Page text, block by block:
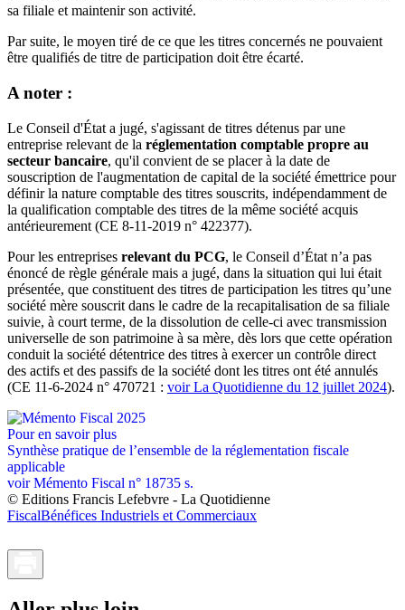
sa filiale et maintenir son activité.
Par suite, le moyen tiré de ce que les titres concernés ne pouvaient
être qualifiés de titre de participation doit être écarté.
A noter :
Le Conseil d'État a jugé, s'agissant de titres détenus par une
entreprise relevant de la réglementation comptable propre au
secteur bancaire, qu'il convient de se placer à la date de
souscription de l'augmentation de capital de la société émettrice pour
définir la nature comptable des titres souscrits, indépendamment de
la qualification comptable des titres de la même société acquis
antérieurement (CE 8-11-2019 n° 422377).
Pour les entreprises relevant du PCG, le Conseil d’État n’a pas
énoncé de règle générale mais a jugé, dans la situation qui lui était
présentée, que constituent des titres de participation les titres qu’une
société mère souscrit dans le cadre de la recapitalisation de sa filiale
suivie, à court terme, de la dissolution de celle-ci avec transmission
universelle de son patrimoine à sa mère, dès lors que cette opération
conduit la société détentrice des titres à exercer un contrôle direct
des actifs et des passifs de la société dont les titres ont été annulés
(CE 11-6-2024 n° 470721 : voir La Quotidienne du 12 juillet 2024).
Pour en savoir plus
Synthèse pratique de l’ensemble de la réglementation fiscale
applicable
voirMémento Fiscal n° 18735 s.
© Editions Francis Lefebvre - La Quotidienne
FiscalBénéfices Industriels et Commerciaux